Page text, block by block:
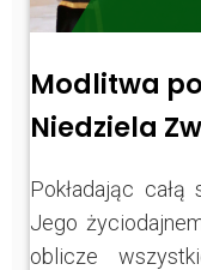
Modlitwa
Niedziela
Pokładając
Jego
oblicze